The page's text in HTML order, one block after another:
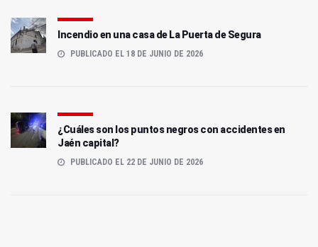
Incendio en una casa de La Puerta de Segura
PUBLICADO EL 18 DE JUNIO DE 2026
¿Cuáles son los puntos negros con accidentes en
Jaén capital?
PUBLICADO EL 22 DE JUNIO DE 2026